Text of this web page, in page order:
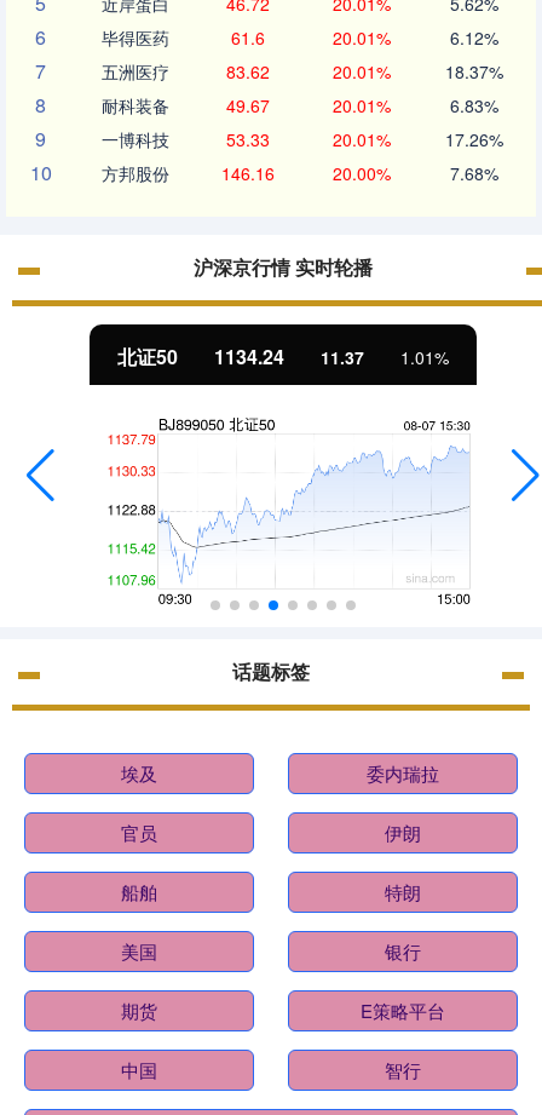
6 毕得医药 61.6 20.01% 6.12%
7 五洲医疗 83.62 20.01% 18.37%
8 耐科装备 49.67 20.01% 6.83%
9 一博科技 53.33 20.01% 17.26%
10 方邦股份 146.16 20.00% 7.68%
沪深京行情 实时轮播
北证50 1134.24 11.37 1.01%
话题标签
埃及 委内瑞拉
官员 伊朗
船舶 特朗
美国 银行
期货 E策略平台
中国 智行